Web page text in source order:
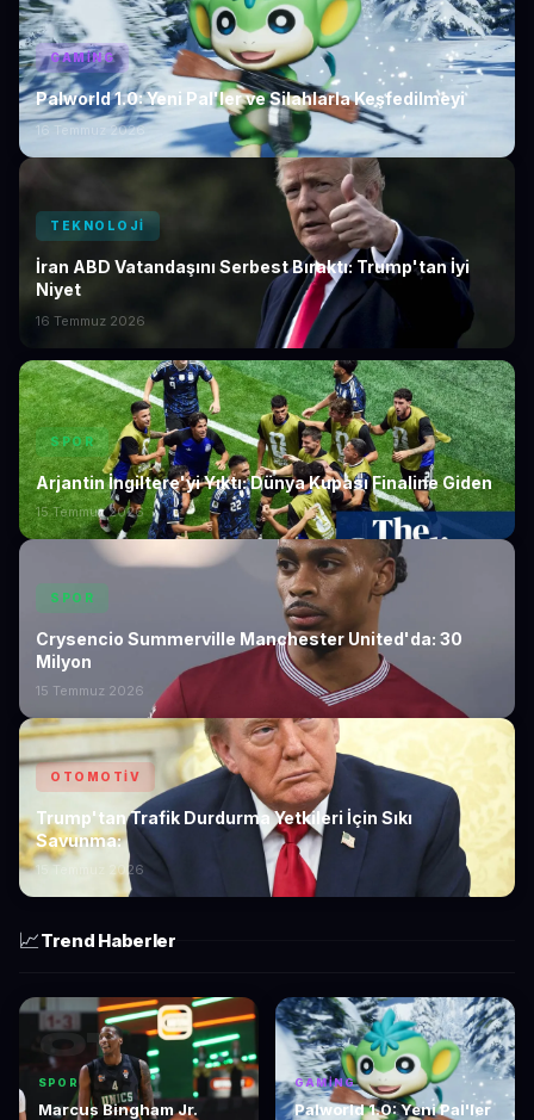
GAMING
Palworld 1.0: Yeni Pal'ler ve Silahlarla Keşfedilmeyi
16 Temmuz 2026
TEKNOLOJI
İran ABD Vatandaşını Serbest Bıraktı: Trump'tan İyi
Niyet
16 Temmuz 2026
SPOR
Arjantin İngiltere'yi Yıktı: Dünya Kupası Finaline Giden
15 Temmuz 2026
SPOR
Crysencio Summerville Manchester United'da: 30
Milyon
15 Temmuz 2026
OTOMOTIV
Trump'tan Trafik Durdurma Yetkileri İçin Sıkı
Savunma:
15 Temmuz 2026
📈Trend Haberler
01
SPOR
Marcus Bingham Jr.
02
GAMING
Palworld 1.0: Yeni Pal'ler